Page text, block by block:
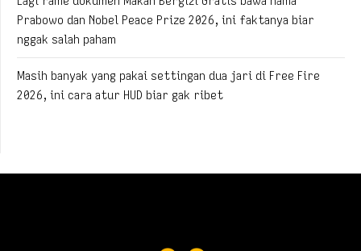
Prabowo dan Nobel Peace Prize 2026, ini faktanya biar
nggak salah paham
Masih banyak yang pakai settingan dua jari di Free Fire
2026, ini cara atur HUD biar gak ribet